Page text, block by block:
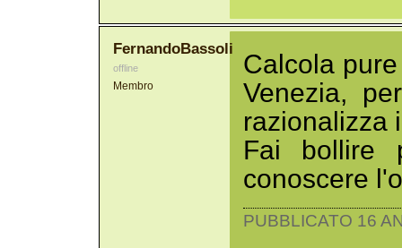
FernandoBassoli
offline
Membro
Calcola
Venezia,
razionalizza
Fai bollire
conoscere
PUBBLICATO 16